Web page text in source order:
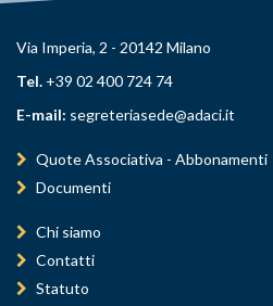
Via Imperia, 2 - 20142 Milano
Tel. +39 02 400 724 74
E-mail: segreteriasede@adaci.it
Quote Associativa - Abbonamenti
Documenti
Chi siamo
Contatti
Statuto